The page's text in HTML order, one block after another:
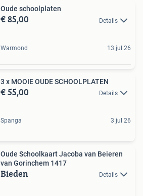
Oude schoolplaten
€ 85,00 Details
Warmond 13 jul 26
3 x MOOIE OUDE SCHOOLPLATEN
€ 55,00 Details
Spanga 3 jul 26
Oude Schoolkaart Jacoba van Beieren
van Gorinchem 1417
Bieden Details